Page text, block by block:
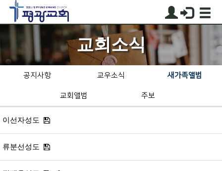
교회소식
공지사항 교우소식 새가족앨범
교회앨범 주보
이선자성도
류분선성도